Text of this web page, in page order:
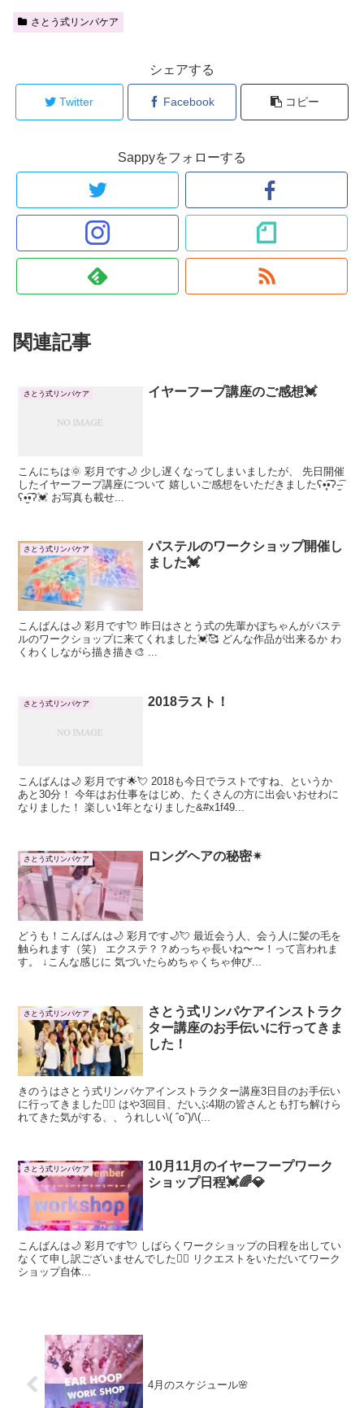
さとう式リンパケア
シェアする
Twitter Facebook コピー
Sappyをフォローする
関連記事
さとう式リンパケア イヤーフープ講座のご感想💓
こんにちは🌞 彩月です🌙 少し遅くなってしまいましたが、 先日開催
したイヤーフープ講座について 嬉しいご感想をいただきましたʕ•͓͡•ʔ-̫͡-
ʕ•̫͡•ʔ💓 お写真も載せ...
さとう式リンパケア
パステルのワークショップ開催し
ました💓
こんばんは🌙 彩月です💘 昨日はさとう式の先輩かぽちゃんがパステ
ルのワークショップに来てくれました💓🥰 どんな作品が出来るか わ
くわくしながら描き描き🎨 ...
さとう式リンパケア 2018ラスト！
こんばんは🌙 彩月です🌟💘 2018も今日でラストですね、というか
あと30分！ 今年はお仕事をはじめ、たくさんの方に出会いおせわに
なりました！ 楽しい1年となりました&#x1f49...
さとう式リンパケア ロングヘアの秘密✴︎
どうも！こんばんは🌙 彩月です🌙💘 最近会う人、会う人に髪の毛を
触られます（笑） エクステ？？めっちゃ長いね〜〜！って言われま
す。 ↓こんな感じに 気づいたらめちゃくちゃ伸び...
さとう式リンパケア
さとう式リンパケアインストラク
ター講座のお手伝いに行ってきま
した！
きのうはさとう式リンパケアインストラクター講座3日目のお手伝い
に行ってきました🙋‍♀️ はや3回目、だいぶ4期の皆さんとも打ち解けら
れてきた気がする、、うれしい\( ˆoˆ)/\(...
さとう式リンパケア
10月11月のイヤーフープワーク
ショップ日程💓🌈💎
こんばんは🌙 彩月です💘 しばらくワークショップの日程を出してい
なくて申し訳ございませんでした🙇‍♀️ リクエストをいただいてワーク
ショップ自体...
4月のスケジュール🌸